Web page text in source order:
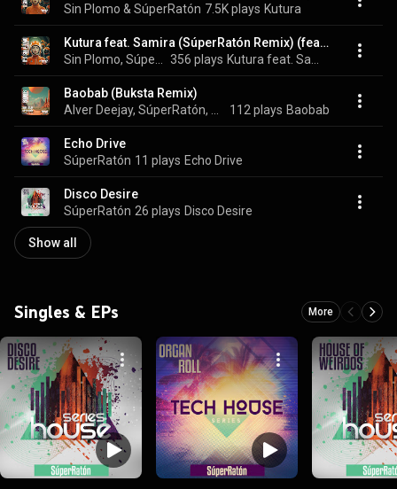
Sin Plomo & SúperRatón 7.5K plays Kutura
Kutura feat. Samira (SúperRatón Remix) (feat. Samira)
356 plays
Baobab (Buksta Remix)
112 plays Baobab
Echo Drive
SúperRatón 11 plays Echo Drive
Disco Desire
SúperRatón 26 plays Disco Desire
Show all
Singles & EPs More